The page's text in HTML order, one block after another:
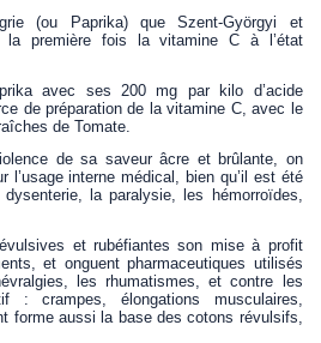
(ou Paprika) que Szent-Györgyi et
la première fois la vitamine C à l’état
avec ses 200 mg par kilo d’acide
de préparation de la vitamine C, avec le
de Tomate.
de sa saveur âcre et brûlante, on
l’usage interne médical, bien qu’il est été
la paralysie, les hémorroïdes,
et rubéfiantes son mise à profit
et onguent pharmaceutiques utilisés
les rhumatismes, et contre les
: crampes, élongations musculaires,
forme aussi la base des cotons révulsifs,